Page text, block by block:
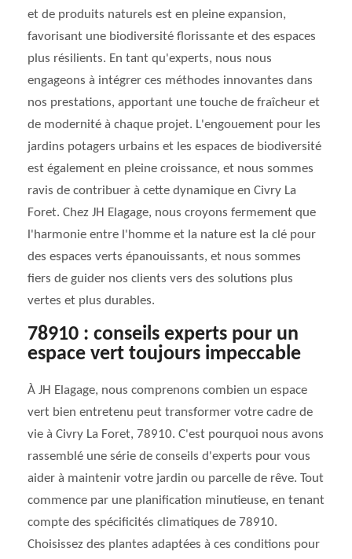
et de produits naturels est en pleine expansion,
favorisant une biodiversité florissante et des espaces
plus résilients. En tant qu'experts, nous nous
engageons à intégrer ces méthodes innovantes dans
nos prestations, apportant une touche de fraîcheur et
de modernité à chaque projet. L'engouement pour les
jardins potagers urbains et les espaces de biodiversité
est également en pleine croissance, et nous sommes
ravis de contribuer à cette dynamique en Civry La
Foret. Chez JH Elagage, nous croyons fermement que
l'harmonie entre l'homme et la nature est la clé pour
des espaces verts épanouissants, et nous sommes
fiers de guider nos clients vers des solutions plus
vertes et plus durables.
78910 : conseils experts pour un
espace vert toujours impeccable
À JH Elagage, nous comprenons combien un espace
vert bien entretenu peut transformer votre cadre de
vie à Civry La Foret, 78910. C'est pourquoi nous avons
rassemblé une série de conseils d'experts pour vous
aider à maintenir votre jardin ou parcelle de rêve. Tout
commence par une planification minutieuse, en tenant
compte des spécificités climatiques de 78910.
Choisissez des plantes adaptées à ces conditions pour